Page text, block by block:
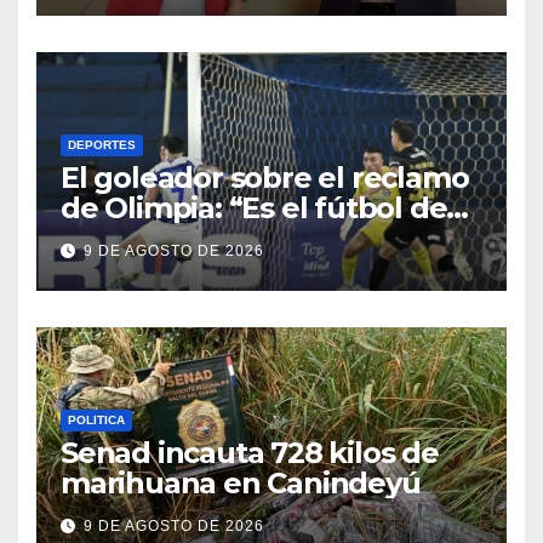
DEPORTES
El goleador sobre el reclamo
de Olimpia: “Es el fútbol de
hoy y hay que adaptarnos a
eso”
9 DE AGOSTO DE 2026
POLITICA
Senad incauta 728 kilos de
marihuana en Canindeyú
9 DE AGOSTO DE 2026